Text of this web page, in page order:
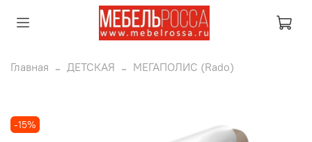
Главная ДЕТСКАЯ МЕГАПОЛИС (Rado)
-15%